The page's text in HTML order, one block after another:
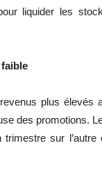
liquider les
faible
plus élevés
des promotions.
sur l’autre